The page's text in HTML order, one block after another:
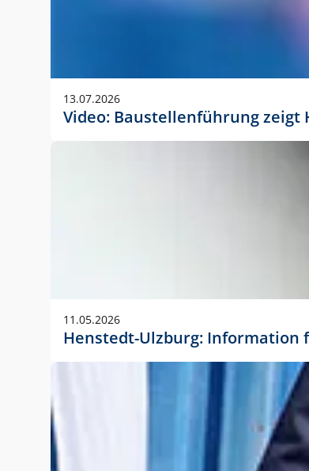
13.07.2026
Video: Baustellenführung
11.05.2026
Henstedt-Ulzburg: